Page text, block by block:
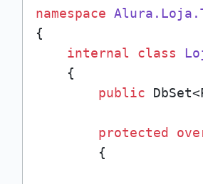
namespace
{
internal
class
    {
public
protected
        {